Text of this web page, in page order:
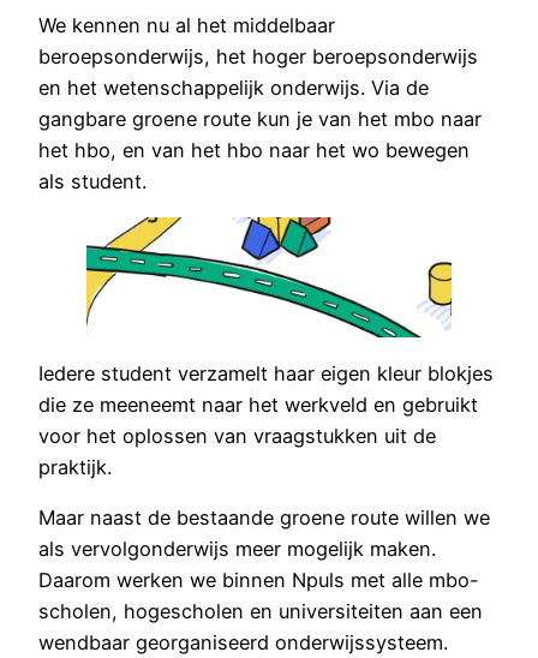
We kennen nu al het middelbaar
beroepsonderwijs, het hoger beroepsonderwijs
en het wetenschappelijk onderwijs. Via de
gangbare groene route kun je van het mbo naar
het hbo, en van het hbo naar het wo bewegen
als student.
Iedere student verzamelt haar eigen kleur blokjes
die ze meeneemt naar het werkveld en gebruikt
voor het oplossen van vraagstukken uit de
praktijk.
Maar naast de bestaande groene route willen we
als vervolgonderwijs meer mogelijk maken.
Daarom werken we binnen Npuls met alle mbo-
scholen, hogescholen en universiteiten aan een
wendbaar georganiseerd onderwijssysteem.